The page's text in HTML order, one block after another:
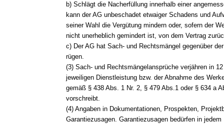
b) Schlägt die Nacherfüllung innerhalb einer
kann der AG unbeschadet etwaiger Schadens und
seiner Wahl die Vergütung mindern oder, sofern der
nicht unerheblich gemindert ist, von dem Vertrag
c) Der AG hat Sach- und Rechtsmängel gegenüber
rügen.
(3) Sach- und Rechtsmängelansprüche verjähren in
jeweiligen Dienstleistung bzw. der Abnahme des
gemäß § 438 Abs. 1 Nr. 2, § 479 Abs.1 oder § 634 a
vorschreibt.
(4) Angaben in Dokumentationen, Prospekten,
Garantiezusagen. Garantiezusagen bedürfen in